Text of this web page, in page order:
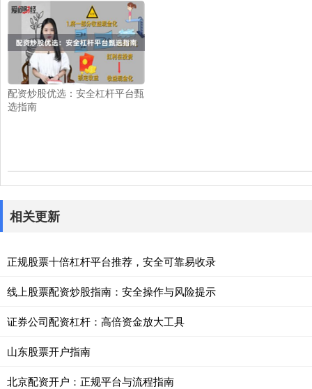
配资炒股优选：安全杠杆平台甄
选指南
相关更新
正规股票十倍杠杆平台推荐，安全可靠易收录
线上股票配资炒股指南：安全操作与风险提示
证券公司配资杠杆：高倍资金放大工具
山东股票开户指南
北京配资开户：正规平台与流程指南